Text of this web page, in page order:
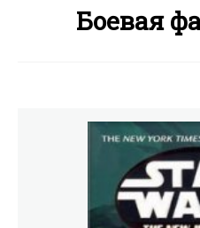
Боевая